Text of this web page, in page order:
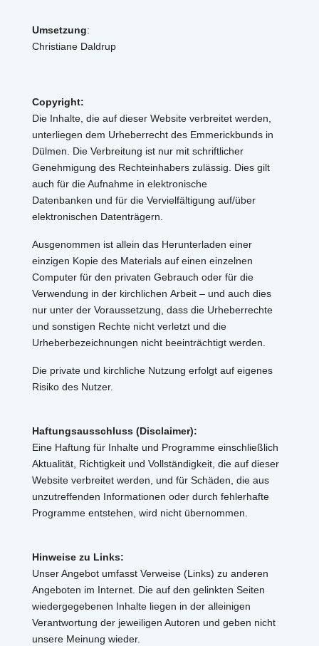
Umsetzung:
Christiane Daldrup
Copyright:
Die Inhalte, die auf dieser Website verbreitet werden,
unterliegen dem Urheberrecht des Emmerickbunds in
Dülmen. Die Verbreitung ist nur mit schriftlicher
Genehmigung des Rechteinhabers zulässig. Dies gilt
auch für die Aufnahme in elektronische
Datenbanken und für die Vervielfältigung auf/über
elektronischen Datenträgern.
Ausgenommen ist allein das Herunterladen einer
einzigen Kopie des Materials auf einen einzelnen
Computer für den privaten Gebrauch oder für die
Verwendung in der kirchlichen Arbeit – und auch dies
nur unter der Voraussetzung, dass die Urheberrechte
und sonstigen Rechte nicht verletzt und die
Urheberbezeichnungen nicht beeinträchtigt werden.
Die private und kirchliche Nutzung erfolgt auf eigenes
Risiko des Nutzer.
Haftungsausschluss (Disclaimer):
Eine Haftung für Inhalte und Programme einschließlich
Aktualität, Richtigkeit und Vollständigkeit, die auf dieser
Website verbreitet werden, und für Schäden, die aus
unzutreffenden Informationen oder durch fehlerhafte
Programme entstehen, wird nicht übernommen.
Hinweise zu Links:
Unser Angebot umfasst Verweise (Links) zu anderen
Angeboten im Internet. Die auf den gelinkten Seiten
wiedergegebenen Inhalte liegen in der alleinigen
Verantwortung der jeweiligen Autoren und geben nicht
unsere Meinung wieder.